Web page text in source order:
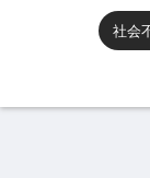
社会